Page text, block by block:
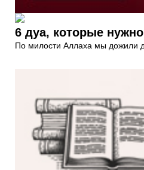
6 дуа, которые
По милости Аллаха мы дожили